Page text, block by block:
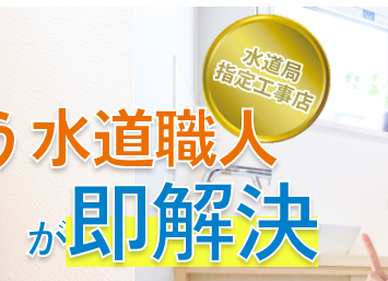
水道職人
が即解決